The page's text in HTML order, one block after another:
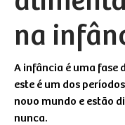
na
A infância é uma fase
este é um dos
novo mundo e estão
nunca.